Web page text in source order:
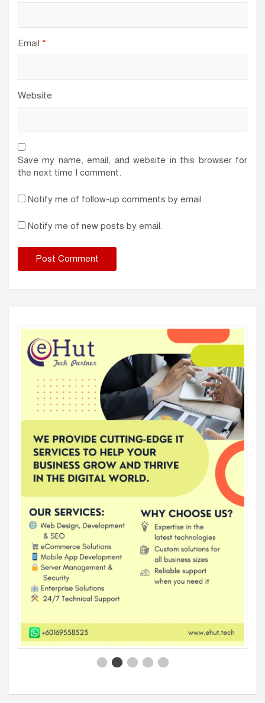
Email *
Website
Save my name, email, and website in this browser for
the next time I comment.
Notify me of follow-up comments by email.
Notify me of new posts by email.